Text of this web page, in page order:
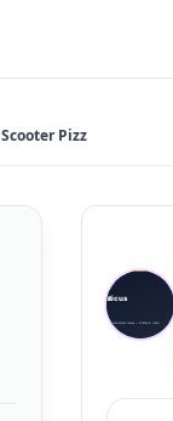
Scooter Pizz